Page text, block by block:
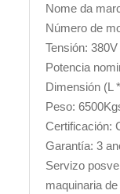
Nome da
Número de
Tensión:
Potencia
Dimensión (L
Peso:
Certificación:
Garantía: 3
Servizo
maquinaria